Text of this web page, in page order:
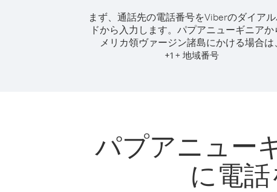
まず、通話先の電話番号をViberのダイア
ドから入力します。 パプアニューギニアか
メリカ領ヴァージン諸島にかける場合は、
+1 + 地域番号
パプアニュー
に電